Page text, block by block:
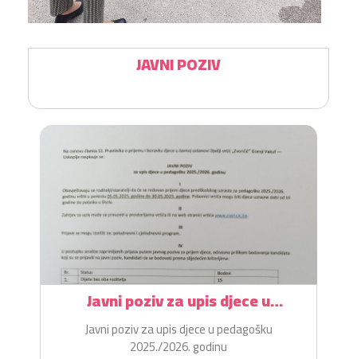
JAVNI POZIV
Javni poziv za upis djece u
pedagošku 2025./2026. godinu
Javni poziv za upis djece u pedagošku
2025./2026. godinu